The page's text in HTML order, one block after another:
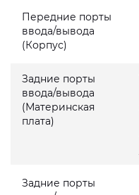
Передние порты
ввода/вывода
(Корпус)
Задние порты
ввода/вывода
(Материнская
плата)
Задние порты